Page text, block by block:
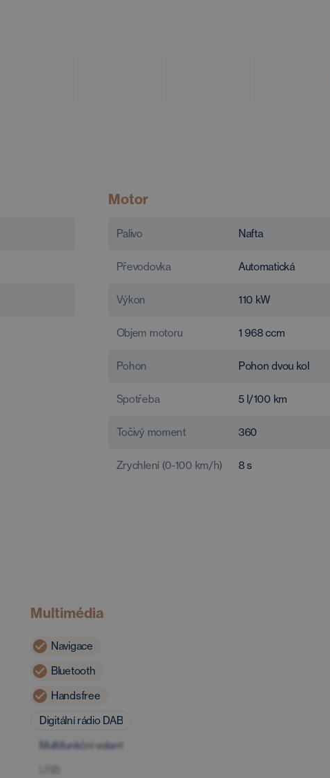
Motor
Palivo Nafta
Převodovka Automatická
Výkon 110 kW
Objem motoru 1 968ccm
Pohon Pohon dvou kol
Spotřeba 5 l/100 km
Točivý moment 360
Zrychlení (0-100 km/h) 8s
Multimédia
Navigace
Bluetooth
Handsfree
Digitální rádio DAB
Multifunkční volant